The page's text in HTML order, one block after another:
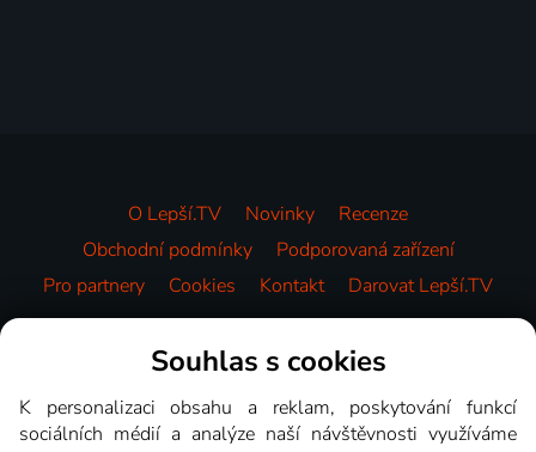
O Lepší.TV Novinky
Recenze
Obchodní podmínky
Podporovaná zařízení
Pro partnery
Cookies Kontakt Darovat Lepší.TV
Videotéka
Souhlas s cookies
K personalizaci obsahu a reklam, poskytování funkcí
sociálních médií a analýze naší návštěvnosti využíváme